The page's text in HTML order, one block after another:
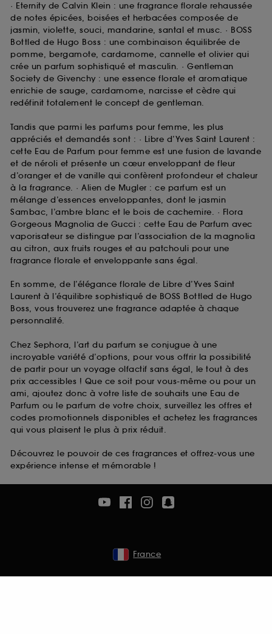
· Eternity de Calvin Klein : une fragrance florale rehaussée
de notes épicées, boisées et herbacées composée de
jasmin, violette, souci, mandarine, santal et musc. · BOSS
Bottled de Hugo Boss : une combinaison équilibrée de
pomme, bergamote, cardamome, cannelle et olivier qui
crée un parfum sophistiqué et masculin. · Gentleman
Society de Givenchy : une essence florale et aromatique
enrichie de sauge, cardamome, narcisse et cèdre qui
redéfinit totalement le concept de gentleman.
Tandis que parmi les parfums pour femme, les plus
appréciés et demandés sont : · Libre d’Yves Saint Laurent :
cette Eau de Parfum pour femme est une fusion de lavande
et de néroli et présente un cœur enveloppant de fleur
d’oranger et de vanille qui confèrent profondeur et chaleur
à la fragrance. · Alien de Mugler : ce parfum est un
mélange d’essences enveloppantes, dont le jasmin
Sambac, l’ambre blanc et le bois de cachemire. · Flora
Gorgeous Magnolia de Gucci : cette Eau de Parfum avec
vaporisateur se distingue par l’association de la magnolia
au citron, aux fruits rouges et au patchouli pour une
fragrance florale et enveloppante sans égal.
En somme, de l’élégance florale de Libre d’Yves Saint
Laurent à l’équilibre sophistiqué de BOSS Bottled de Hugo
Boss, vous trouverez une fragrance adaptée à chaque
personnalité.
Chez Sephora, l’art du parfum se conjugue à une
incroyable variété d’options, pour vous offrir la possibilité
de partir pour un voyage olfactif sans égal, le tout à des
prix accessibles ! Que ce soit pour vous-même ou pour un
ami, ajoutez donc à votre liste de souhaits une Eau de
Parfum ou le parfum de votre choix, surveillez les offres et
codes promotionnels disponibles et achetez les fragrances
qui vous plaisent le plus à prix réduit.
Découvrez le pouvoir de ces fragrances et offrez-vous une
expérience intense et mémorable !
France